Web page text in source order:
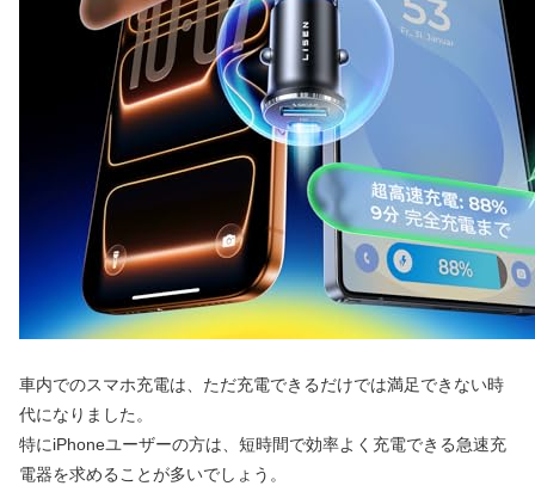
車内でのスマホ充電は、ただ充電できるだけでは満足できない時
代になりました。
特にiPhoneユーザーの方は、短時間で効率よく充電できる急速充
電器を求めることが多いでしょう。